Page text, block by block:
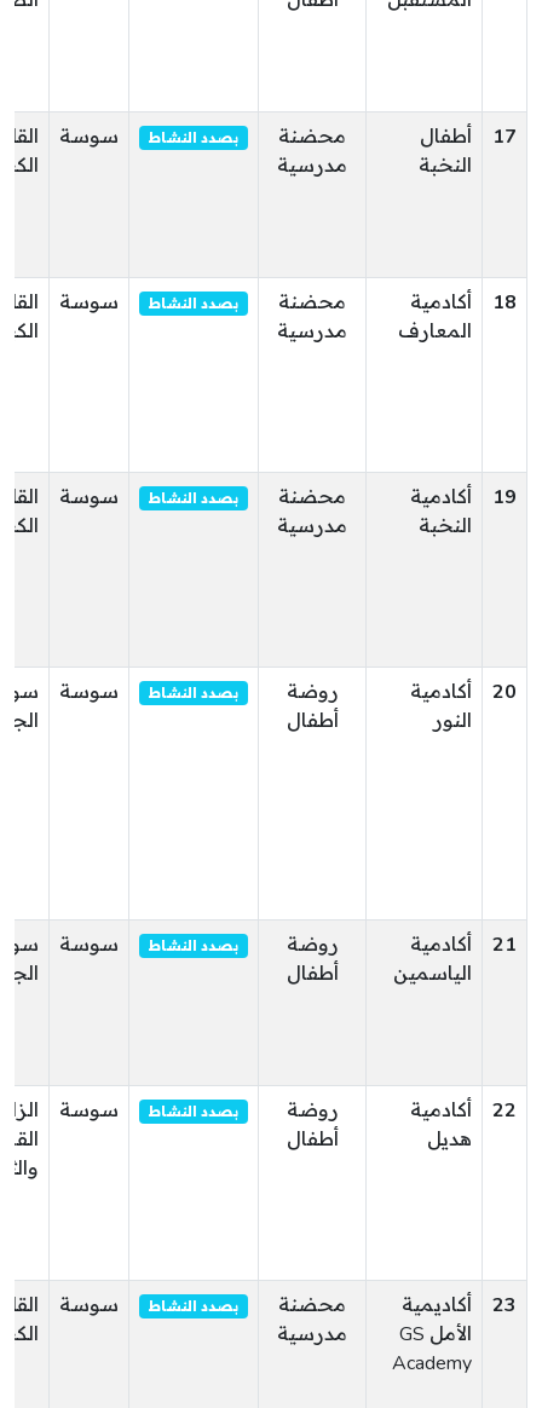
17
أطفال
النخبة
محضنة
مدرسية
بصدد النشاط سوسة
18
أكادمية
المعارف
محضنة
مدرسية
بصدد النشاط سوسة
19
أكادمية
النخبة
محضنة
مدرسية
بصدد النشاط سوسة
20
أكادمية
النور
روضة
أطفال
بصدد النشاط سوسة
21
أكادمية
الياسمين
روضة
أطفال
بصدد النشاط سوسة
22
أكادمية
هديل
روضة
أطفال
بصدد النشاط سوسة
23
أكاديمية
الأمل GS
Academy
محضنة
مدرسية
بصدد النشاط سوسة